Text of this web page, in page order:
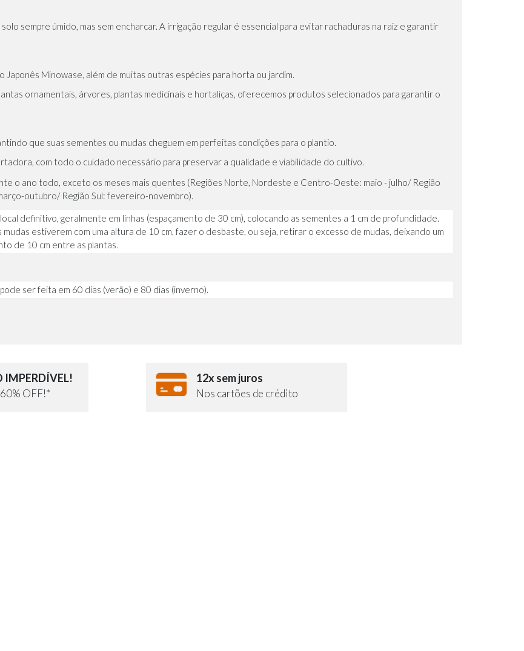
sempre úmido, mas sem encharcar. A irrigação regular é essencial para evitar rachaduras na raiz e garantir
Minowase, além de muitas outras espécies para horta ou jardim.
ornamentais, árvores, plantas medicinais e hortaliças, oferecemos produtos selecionados para garantir o
que suas sementes ou mudas cheguem em perfeitas condições para o plantio.
com todo o cuidado necessário para preservar a qualidade e viabilidade do cultivo.
o ano todo, exceto os meses mais quentes (Regiões Norte, Nordeste e Centro-Oeste: maio - julho/ Região
outubro/ Região Sul: fevereiro-novembro).
definitivo, geralmente em linhas (espaçamento de 30 cm), colocando as sementes a 1 cm de profundidade.
mudas estiverem com uma altura de 10 cm, fazer o desbaste, ou seja, retirar o excesso de mudas, deixando um
de 10 cm entre as plantas.
ser feita em 60 dias (verão) e 80 dias (inverno).
IMPERDÍVEL!
OFF!*
12x sem juros
Nos cartões de crédito